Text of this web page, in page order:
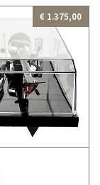
€ 1.375,00